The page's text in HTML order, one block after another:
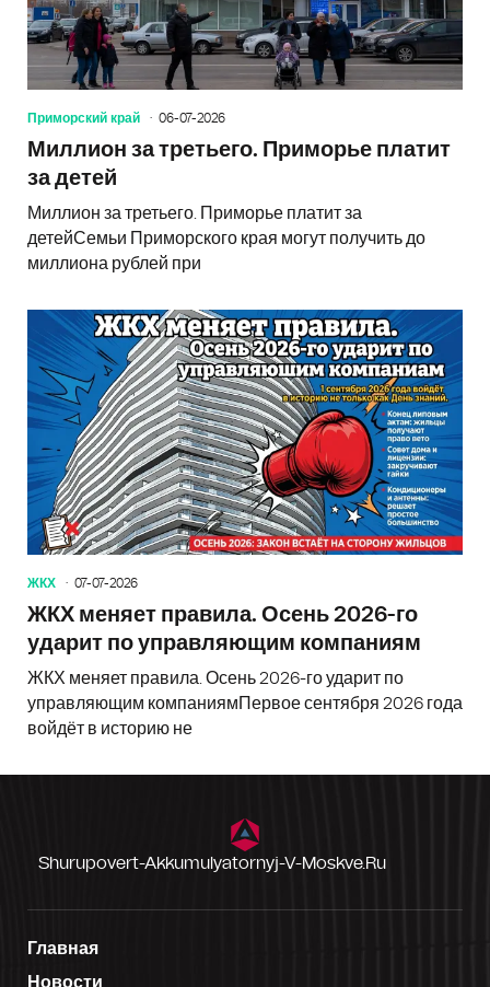
Приморский край 06-07-2026
Миллион за третьего. Приморье платит
за детей
Миллион за третьего. Приморье платит за
детейСемьи Приморского края могут получить до
миллиона рублей при
ЖКХ 07-07-2026
ЖКХ меняет правила. Осень 2026-го
ударит по управляющим компаниям
ЖКХ меняет правила. Осень 2026-го ударит по
управляющим компаниямПервое сентября 2026 года
войдёт в историю не
Shurupovert-Akkumulyatornyj-V-Moskve.ru
Главная
Новости